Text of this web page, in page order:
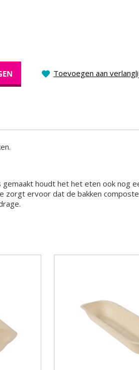
Toevoegen aan
houdt het het eten ook nog
zorgt ervoor dat de bakken